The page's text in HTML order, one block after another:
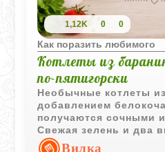
1,12K 0 0
Как поразить любимого
Котлеты из
по-пятигорски
Необычные котлеты
добавлением
получаются сочными
Свежая зелень и два
вкус более
Вилка